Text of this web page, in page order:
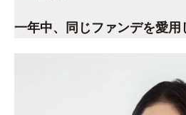
一年中、同じファンデを愛用